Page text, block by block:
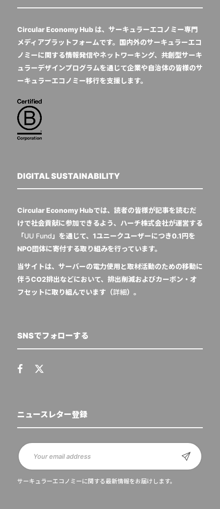
Circular Economy Hub は、サーキュラーエコノミー専門
メディアプラットフォームです。国内外のサーキュラーエコ
ノミーに関する情報発信やネットワーキング、共創型サーキ
ュラーデザインプログラムを通じて企業や自治体の皆様のサ
ーキュラーエコノミー移行を支援します。
DIGITAL SUSTAINABILITY
Circular Economy Hubでは、読者の皆様が記事を読むだ
けで社会貢献に参加できるよう、ハーチ株式会社が運営する
「UU Fund 」を通じて、1ユニークユーザーにつき0.1円を
NPO団体に寄付する取り組みを行っています。
当サイトは、サーバーの電力使用と取材活動のための移動に
伴うCO2排出などにおいて、排出削減およびカーボン・オ
フセットに取り組んでいます（詳細）。
SNSでフォローする
ニュースレター登録
サーキュラーエコノミーに関する最新情報をお届けします。